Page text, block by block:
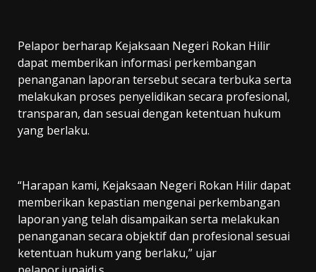
Pelapor berharap Kejaksaan Negeri Rokan Hilir
dapat memberikan informasi perkembangan
penanganan laporan tersebut secara terbuka serta
melakukan proses penyelidikan secara profesional,
transparan, dan sesuai dengan ketentuan hukum
yang berlaku.
“Harapan kami, Kejaksaan Negeri Rokan Hilir dapat
memberikan kepastian mengenai perkembangan
laporan yang telah disampaikan serta melakukan
penanganan secara objektif dan profesional sesuai
ketentuan hukum yang berlaku,” ujar